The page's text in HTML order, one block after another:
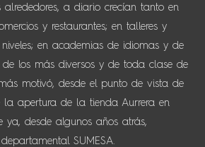
alrededores, a diario crecían tanto en
y restaurantes; en talleres y
en academias de idiomas y de
los más diversos y de toda clase de
motivó, desde el punto de vista de
la apertura de la tienda Aurrera en
ya, desde algunos años atrás,
SUMESA.